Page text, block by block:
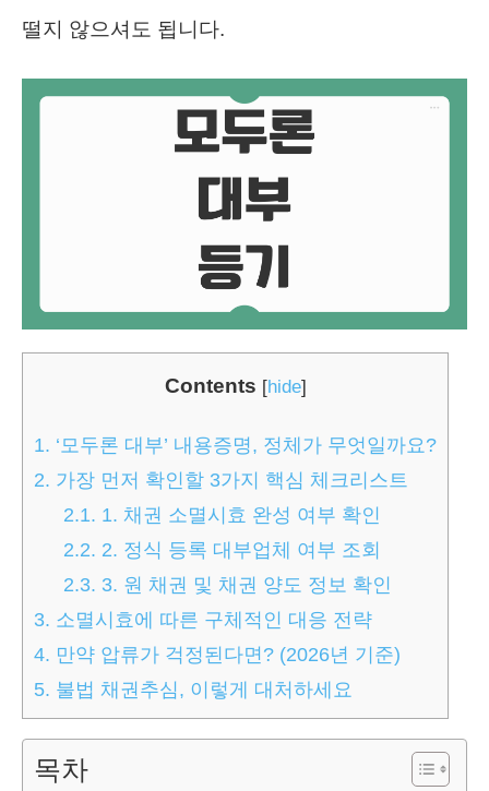
떨지 않으셔도 됩니다.
Contents [hide]
1. ‘모두론 대부’ 내용증명, 정체가 무엇일까요?
2. 가장 먼저 확인할 3가지 핵심 체크리스트
2.1. 1. 채권 소멸시효 완성 여부 확인
2.2. 2. 정식 등록 대부업체 여부 조회
2.3. 3. 원 채권 및 채권 양도 정보 확인
3. 소멸시효에 따른 구체적인 대응 전략
4. 만약 압류가 걱정된다면? (2026년 기준)
5. 불법 채권추심, 이렇게 대처하세요
목차